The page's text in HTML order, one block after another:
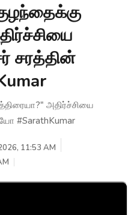
சரத்தின்
அதிர்ச்சியை
#SarathKumar
11:53 AM